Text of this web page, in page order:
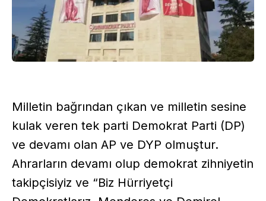
Milletin bağrından çıkan ve milletin sesine
kulak veren tek parti Demokrat Parti (DP)
ve devamı olan AP ve DYP olmuştur.
Ahrarların devamı olup demokrat zihniyetin
takipçisiyiz ve “Biz Hürriyetçi